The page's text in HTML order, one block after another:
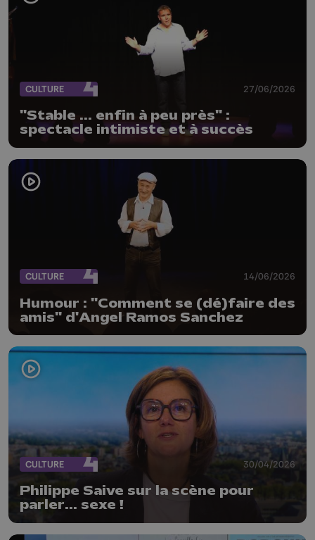
CULTURE 27/06/2026
"Stable ... enfin à peu près" :
spectacle intimiste et à succès
CULTURE 14/06/2026
Humour : "Comment se (dé)faire des
amis" d'Angel Ramos Sanchez
CULTURE 30/04/2026
Philippe Saive sur la scène pour
parler... sexe !